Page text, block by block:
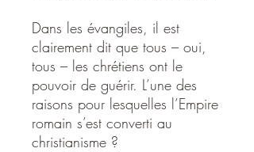
Dans les évangiles, il est
clairement dit que tous – oui,
tous – les chrétiens ont le
pouvoir de guérir. L’une des
raisons pour lesquelles l’Empire
romain s’est converti au
christianisme ?